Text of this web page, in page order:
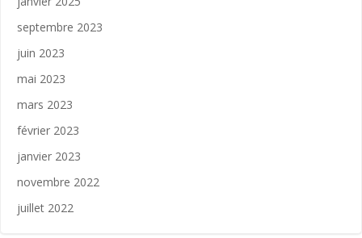
septembre 2023
juin 2023
mai 2023
mars 2023
février 2023
janvier 2023
novembre 2022
juillet 2022